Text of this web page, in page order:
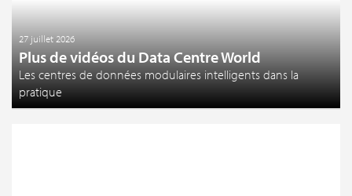
27 juillet 2026
Plus de vidéos du Data Centre World
Les centres de données modulaires intelligents dans la
pratique